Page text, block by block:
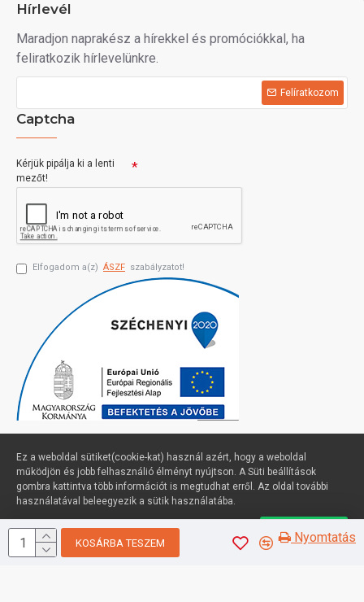
KOSÁRBA TESZEM Nyomtatás
Hírlevél
Maradjon naprakész a hírekkel és promóciókkal, ha
feliratkozik hírlevelünkre.
Felíratkozom
Captcha
Kérjük pipálja ki a lenti
mezőt!
Elfogadom a(z) ÁSZF szabályzatot!
Profimuszaki.hu - exPanda ERP
Ez a weboldal sütiket(cookie-kat) használ azért, hogy a weboldal
működjön és jobb felhasználió élményt nyújtson. A Süti beállítások
gombra kattintva több információt is megtudhat erről. Az oldal további
használatával beleegyezik a sütik használatába.
Süti beállítások Elfogadom